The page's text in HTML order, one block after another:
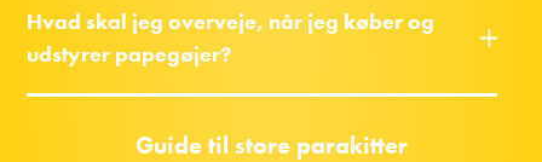
Hvad skal jeg overveje, når jeg køber og
udstyrer papegøjer?
Guide til store parakitter